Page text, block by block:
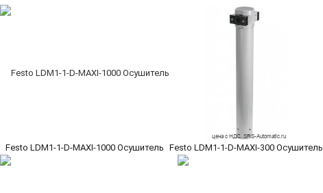
Festo LDM1-1-D-MAXI-1000 Осушитель Festo LDM1-1-D-MAXI-300 Осушитель